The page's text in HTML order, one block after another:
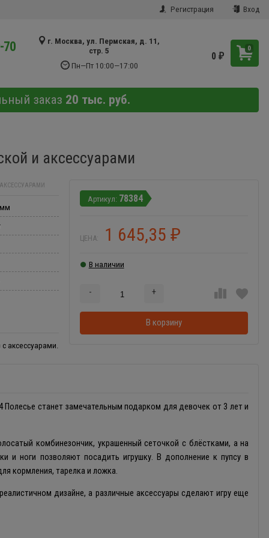
Регистрация Вход
70
г. Москва, ул. Пермская, д. 11,
стр. 5
Пн—Пт 10:00—17:00
0
0₽
заказ 20 тыс. руб.
и аксессуарами
78384
ЦЕНА: 1 645,35₽
В наличии
- +
В корзину
аксессуарами.
Полесье станет замечательным подарком для девочек от 3 лет и
комбинезончик, украшенный сеточкой с блёстками, а на
и ноги позволяют посадить игрушку. В дополнение к пупсу в
кормления, тарелка и ложка.
дизайне, а различные аксессуары сделают игру еще